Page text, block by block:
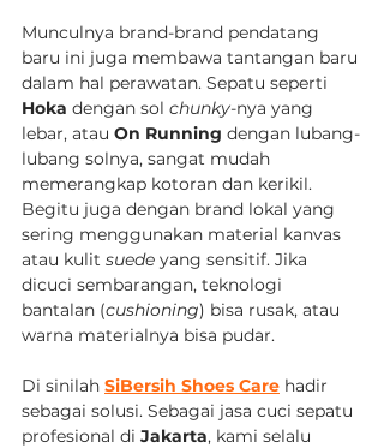
Munculnya brand-brand pendatang
baru ini juga membawa tantangan baru
dalam hal perawatan. Sepatu seperti
Hoka dengan sol chunky-nya yang
lebar, atau On Running dengan lubang-
lubang solnya, sangat mudah
memerangkap kotoran dan kerikil.
Begitu juga dengan brand lokal yang
sering menggunakan material kanvas
atau kulit suede yang sensitif. Jika
dicuci sembarangan, teknologi
bantalan (cushioning) bisa rusak, atau
warna materialnya bisa pudar.
Di sinilah SiBersih Shoes Care hadir
sebagai solusi. Sebagai jasa cuci sepatu
profesional di Jakarta, kami selalu